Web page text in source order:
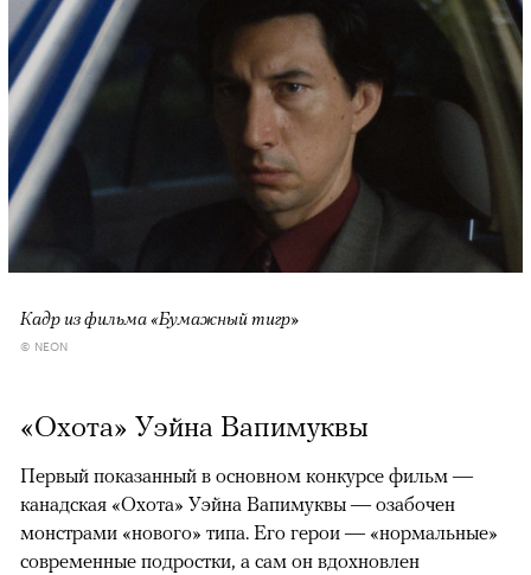
Кадр из фильма «Бумажный тигр»
© NEON
«Охота» Уэйна Вапимуквы
Первый показанный в основном конкурсе фильм —
канадская «Охота» Уэйна Вапимуквы — озабочен
монстрами «нового» типа. Его герои — «нормальные»
современные подростки, а сам он вдохновлен